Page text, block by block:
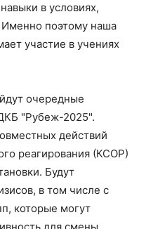
в условиях,
поэтому наша
участие в учениях
очередные
"Рубеж-2025".
действий
реагирования (КСОР)
Будут
в том числе с
которые могут